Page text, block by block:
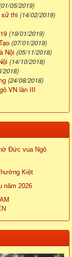
05/2019)
sử thi (14/02/2019)
(19/01/2019)
(07/01/2019)
Nội (05/11/2018)
(14/10/2018)
2018)
(24/08/2018)
VN lần III
Đức vua Ngô
Kiệt
năm 2026